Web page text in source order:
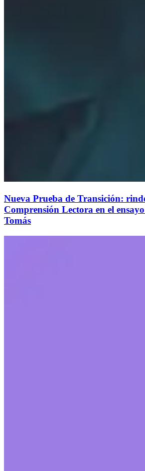
Nueva Prueba de Transición:
Comprensión Lectora en el
Tomás